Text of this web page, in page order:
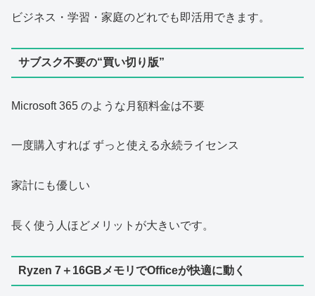
ビジネス・学習・家庭のどれでも即活用できます。
サブスク不要の“買い切り版”
Microsoft 365 のような月額料金は不要
一度購入すれば ずっと使える永続ライセンス
家計にも優しい
長く使う人ほどメリットが大きいです。
Ryzen 7＋16GBメモリでOfficeが快適に動く